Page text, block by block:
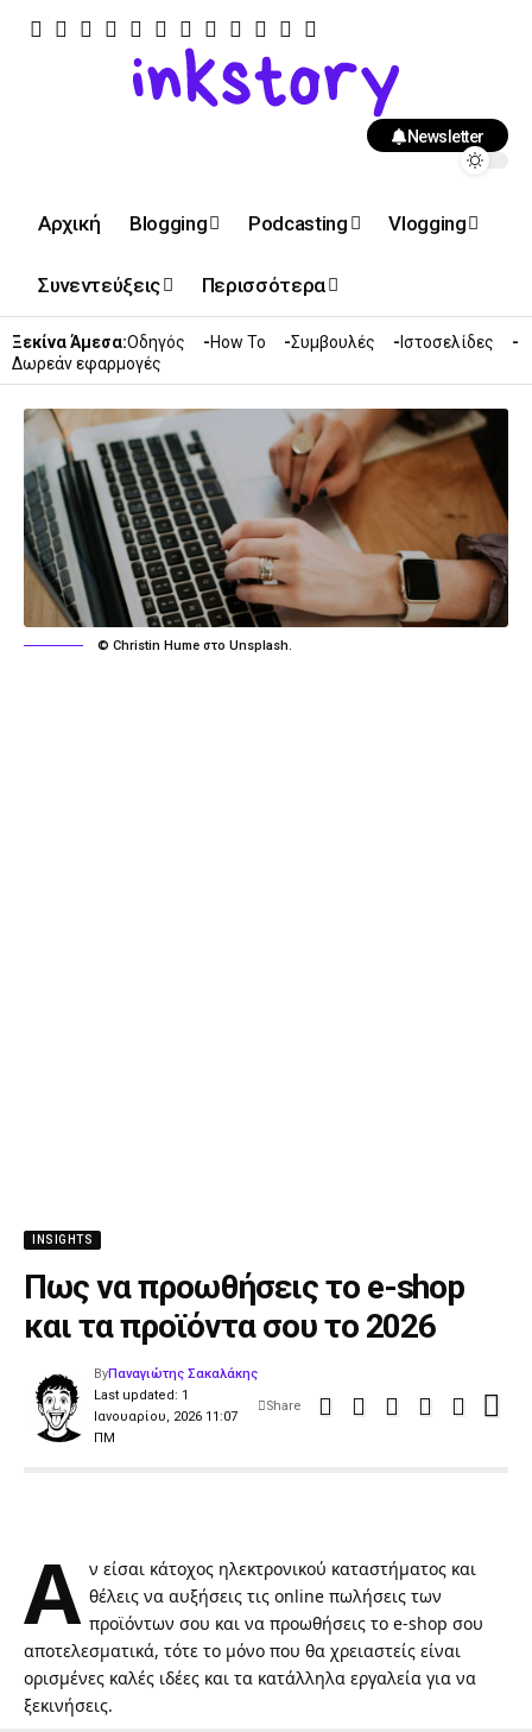
Newsletter
Αρχική Blogging Podcasting Vlogging
Συνεντεύξεις Περισσότερα
Ξεκίνα Άμεσα:Οδηγός How To Συμβουλές
Ιστοσελίδες
Δωρεάν εφαρμογές
© Christin Hume στο Unsplash.
INSIGHTS
Πως να προωθήσεις το e-shop
και τα προϊόντα σου το 2026
Last updated: 1
Ιανουαρίου, 2026 11:07
ΠΜ
ByΠαναγιώτης Σακαλάκης
Share
Α ν είσαι κάτοχος ηλεκτρονικού καταστήματος και
θέλεις να αυξήσεις τις online πωλήσεις των
προϊόντων σου και να προωθήσεις το e-shop σου
αποτελεσματικά, τότε το μόνο που θα χρειαστείς είναι
ορισμένες καλές ιδέες και τα κατάλληλα εργαλεία για να
ξεκινήσεις.